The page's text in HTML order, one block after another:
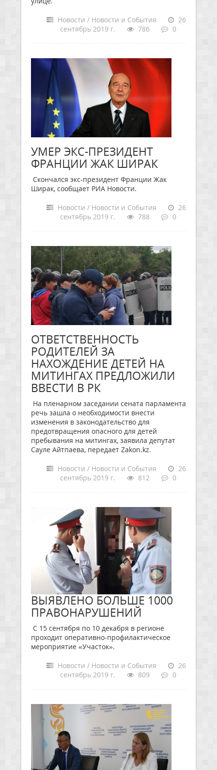
Новости / Новости и События
26
сентябрь 2019 г.
786 0
УМЕР ЭКС-ПРЕЗИДЕНТ
ФРАНЦИИ ЖАК ШИРАК
Скончался экс-президент Франции Жак
Ширак, сообщает РИА Новости.
Новости / Новости и События
26
сентябрь 2019 г.
788 0
ОТВЕТСТВЕННОСТЬ
РОДИТЕЛЕЙ ЗА
НАХОЖДЕНИЕ ДЕТЕЙ НА
МИТИНГАХ ПРЕДЛОЖИЛИ
ВВЕСТИ В РК
На пленарном заседании сената парламента
речь зашла о необходимости внести
изменения в законодательство для
предотвращения опасного для детей
пребывания на митингах, заявила депутат
Сауле Айтпаева, передает Zakon.kz.
Новости / Новости и События
26
сентябрь 2019 г.
812 0
ВЫЯВЛЕНО БОЛЬШЕ 1000
ПРАВОНАРУШЕНИЙ
С 15 сентября по 10 декабря в регионе
проходит оперативно-профилактическое
мероприятие «Участок».
Новости / Новости и События
26
сентябрь 2019 г.
809 0